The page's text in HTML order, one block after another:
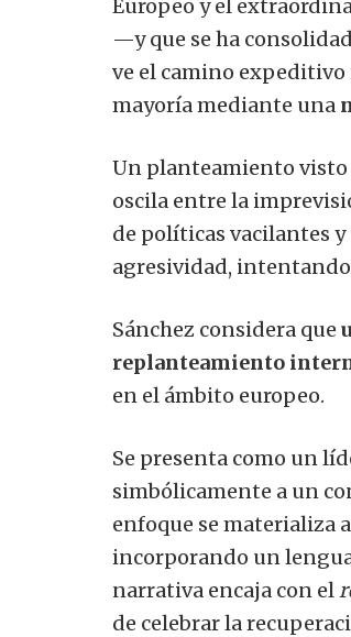
Europeo y el
—y que se ha
ve el camino
mayoría mediante una
Un planteamiento visto
oscila entre la
de políticas vacilantes
agresividad,
Sánchez considera que
replanteamiento
en el ámbito europeo.
Se presenta como un
simbólicamente a un
enfoque se materializa
incorporando un
narrativa encaja con el
de celebrar la